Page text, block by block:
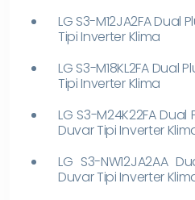
LG S3-M12JA2FA Dual
Tipi Inverter Klima
LG S3-M18KL2FA Dual
Tipi Inverter Klima
LG S3-M24K22FA
Duvar Tipi Inverter
LG S3-NW12JA2AA
Duvar Tipi Inverter